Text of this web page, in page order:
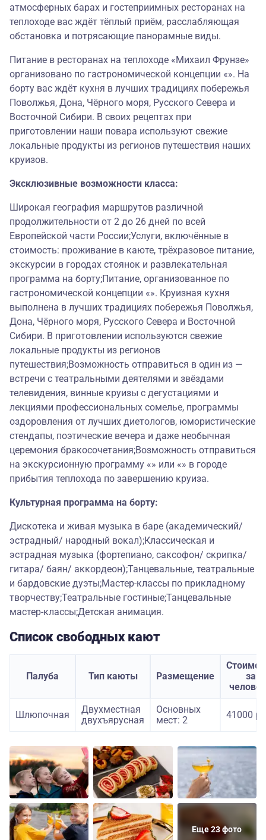
атмосферных барах и гостеприимных ресторанах на
теплоходе вас ждёт тёплый приём, расслабляющая
обстановка и потрясающие панорамные виды.
Питание в ресторанах на теплоходе «Михаил Фрунзе»
организовано по гастрономической концепции «». На
борту вас ждёт кухня в лучших традициях побережья
Поволжья, Дона, Чёрного моря, Русского Севера и
Восточной Сибири. В своих рецептах при
приготовлении наши повара используют свежие
локальные продукты из регионов путешествия наших
круизов.
Эксклюзивные возможности класса:
Широкая география маршрутов различной
продолжительности от 2 до 26 дней по всей
Европейской части России;Услуги, включённые в
стоимость: проживание в каюте, трёхразовое питание,
экскурсии в городах стоянок и развлекательная
программа на борту;Питание, организованное по
гастрономической концепции «». Круизная кухня
выполнена в лучших традициях побережья Поволжья,
Дона, Чёрного моря, Русского Севера и Восточной
Сибири. В приготовлении используются свежие
локальные продукты из регионов
путешествия;Возможность отправиться в один из —
встречи с театральными деятелями и звёздами
телевидения, винные круизы с дегустациями и
лекциями профессиональных сомелье, программы
оздоровления от лучших диетологов, юмористические
стендапы, поэтические вечера и даже необычная
церемония бракосочетания;Возможность отправиться
на экскурсионную программу «» или «» в городе
прибытия теплохода по завершению круиза.
Культурная программа на борту:
Дискотека и живая музыка в баре (академический/
эстрадный/ народный вокал);Классическая и
эстрадная музыка (фортепиано, саксофон/ скрипка/
гитара/ баян/ аккордеон);Танцевальные, театральные
и бардовские дуэты;Мастер-классы по прикладному
творчеству;Театральные гостиные;Танцевальные
мастер-классы;Детская анимация.
Список свободных кают
Палуба Тип каюты Размещение
за
Шлюпочная
Двухместная
двухъярусная
Основных
мест: 2
41000
Еще 23 фото